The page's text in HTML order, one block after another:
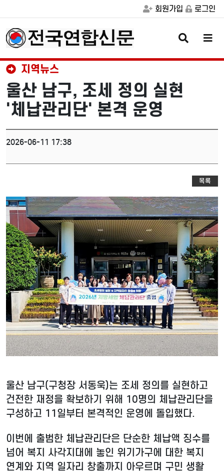
회원가입 로그인
검
색
버
메
버
지역뉴스
울산 남구, 조세 정의 실현
'체납관리단' 본격 운영
2026-06-11 17:38
목록
울산 남구(구청장 서동욱)는 조세 정의를 실현하고
건전한 재정을 확보하기 위해 10명의 체납관리단을
구성하고 11일부터 본격적인 운영에 돌입했다.
이번에 출범한 체납관리단은 단순한 체납액 징수를
넘어 복지 사각지대에 놓인 위기가구에 대한 복지
연계와 지역 일자리 창출까지 아우르며 구민 생활